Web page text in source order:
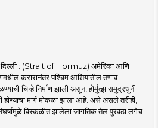
दिल्ली : (Strait of Hormuz) अमेरिका आणि
करारानंतर पश्चिम आशियातील तणाव
चिन्हे निर्माण झाली असून, होर्मुत्झ समुद्रधुनी
होण्याचा मार्ग मोकळा झाला आहे. असे असले तरीही,
विस्कळीत झालेला जागतिक तेल पुरवठा लगेच